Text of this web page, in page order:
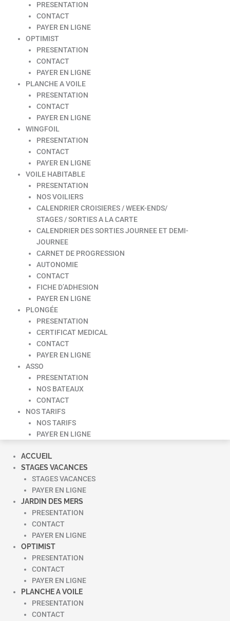
PRESENTATION
CONTACT
PAYER EN LIGNE
OPTIMIST
PRESENTATION
CONTACT
PAYER EN LIGNE
PLANCHE A VOILE
PRESENTATION
CONTACT
PAYER EN LIGNE
WINGFOIL
PRESENTATION
CONTACT
PAYER EN LIGNE
VOILE HABITABLE
PRESENTATION
NOS VOILIERS
CALENDRIER CROISIERES / WEEK-ENDS/
STAGES / SORTIES A LA CARTE
CALENDRIER DES SORTIES JOURNEE ET DEMI-
JOURNEE
CARNET DE PROGRESSION
AUTONOMIE
CONTACT
FICHE D’ADHESION
PAYER EN LIGNE
PLONGÉE
PRESENTATION
CERTIFICAT MEDICAL
CONTACT
PAYER EN LIGNE
ASSO
PRESENTATION
NOS BATEAUX
CONTACT
NOS TARIFS
NOS TARIFS
PAYER EN LIGNE
ACCUEIL
STAGES VACANCES
STAGES VACANCES
PAYER EN LIGNE
JARDIN DES MERS
PRESENTATION
CONTACT
PAYER EN LIGNE
OPTIMIST
PRESENTATION
CONTACT
PAYER EN LIGNE
PLANCHE A VOILE
PRESENTATION
CONTACT